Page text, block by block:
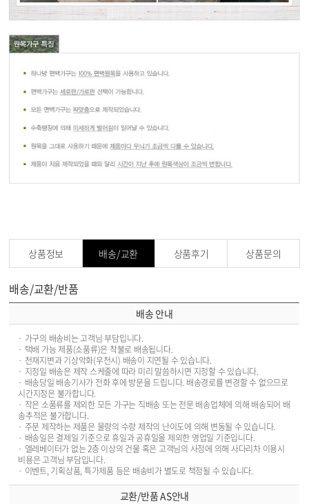
상품정보 배송/교환 상품후기 상품문의
배송/교환/반품
배송 안내
· 가구의 배송비는 고객님 부담입니다.
· 택배 가능 제품(소품류)은 착불로 배송됩니다.
· 천재지변과 기상악화(우천시) 배송이 지연될 수 있습니다.
· 지정일 배송은 제작 스케줄에 따라 미리 말씀하시면 지정할 수 있습니다.
· 배송당일 배송기사가 전화 후에 방문을 드립니다. 배송경로를 변경할 수 없으므로
시간지정은 불가합니다.
· 작은 소품류를 제외한 모든 가구는 직배송 또는 전문 배송업체에 의해 배송되어 배
송추적은 불가합니다.
· 주문 제작하는 제품은 물량의 수량 제작의 난이도에 의해 변동될 수 있습니다.
· 배송일은 결제일 기준으로 휴일과 공휴일을 제외한 영업일 기준입니다.
· 엘레베이터가 없는 2층 이상의 건물 혹은 고객님의 사정에 의해 사다리차 이용시
비용은 고객님 부담입니다.
· 이벤트, 기획상품, 특가제품 등은 배송비가 별도로 책정될 수 있습니다.
교환/반품 AS안내